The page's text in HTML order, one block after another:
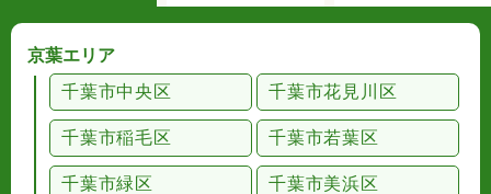
京葉エリア
千葉市中央区
千葉市花見川区
千葉市稲毛区 千葉市若葉区
千葉市緑区 千葉市美浜区